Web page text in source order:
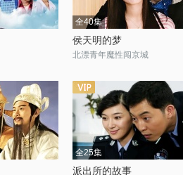
全40集
侯天明的梦
北漂青年魔性闯京城
全25集
派出所的故事